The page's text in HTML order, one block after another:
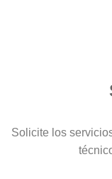
Solicite los